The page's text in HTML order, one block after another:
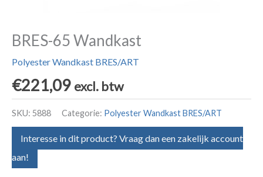
BRES-65 Wandkast
Polyester Wandkast BRES/ART
€221,09 excl. btw
SKU: 5888 Categorie: Polyester Wandkast BRES/ART
Interesse in dit product? Vraag dan een zakelijk account
aan!